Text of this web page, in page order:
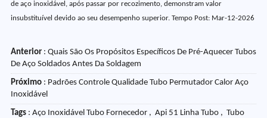
de aço inoxidável, após passar por recozimento, demonstram valor
insubstituível devido ao seu desempenho superior. Tempo Post: Mar-12-2026
Anterior: Quais São Os Propósitos Específicos De Pré-Aquecer Tubos
De Aço Soldados Antes Da Soldagem
Próximo: Padrões Controle Qualidade Tubo Permutador Calor Aço
Inoxidável
Tags: Aço Inoxidável Tubo Fornecedor , Api 51 Linha Tubo , Tubo